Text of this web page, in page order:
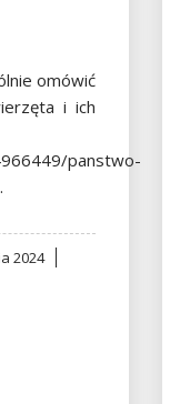
omówić
i ich
panstwo-
2024